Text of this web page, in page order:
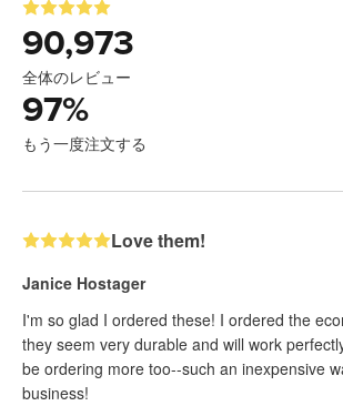
90,973
全体のレビュー
97%
もう一度注文する
Love them!
Janice Hostager
I'm so glad I ordered these! I ordered the
they seem very durable and will work
be ordering more too--such an inexpensive
business!